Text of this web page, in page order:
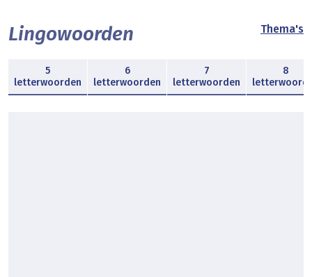
Lingowoorden Thema's
5
letterwoorden
6
letterwoorden
7
letterwoorden
8